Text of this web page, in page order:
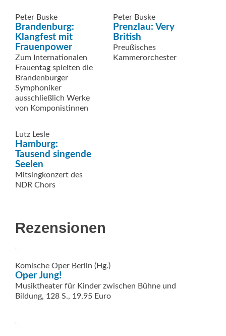
Peter Buske
Brandenburg:
Klangfest mit
Frauenpower
Zum Internationalen
Frauentag spielten die
Brandenburger
Symphoniker
ausschließlich Werke
von Komponistinnen
Peter Buske
Prenzlau: Very
British
Preußisches
Kammerorchester
Lutz Lesle
Hamburg:
Tausend singende
Seelen
Mitsingkonzert des
NDR Chors
Rezensionen
Komische Oper Berlin (Hg.)
Oper Jung!
Musiktheater für Kinder zwischen Bühne und
Bildung, 128 S., 19,95 Euro